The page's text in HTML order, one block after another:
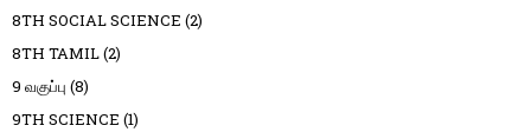
8TH SOCIAL SCIENCE (2)
8TH TAMIL(2)
9 வகுப்பு (8)
9TH SCIENCE (1)